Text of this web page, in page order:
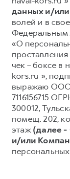
DARGO
от 3 199 000 ₽
F7
от 2 899 000 ₽
Тест-драйв
Трейд-ин
КРЕДИТ И
Кредитный
Страхование
Кредит
Для малого
Нулевое ТО
Программа
Регламенты
Электронный
GWM
Гарантия
Мобильное
О дилере
Наша команда
Контакты
данных и/или
волей и в
Федеральным
«О
чек – боксе в
kors.ru »,
выражаю
7116156715
300012,
помещ. 202,
этаж(далее -
и/или